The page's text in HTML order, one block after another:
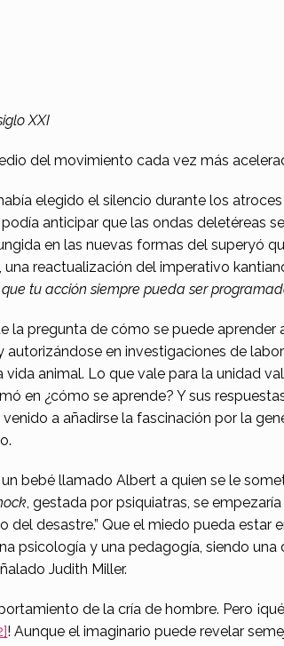
XXI
del movimiento cada vez más
elegido el silencio durante los
podía anticipar que las ondas deletéreas
en las nuevas formas del superyó
reactualización del imperativo
tu acción siempre pueda ser
pregunta de cómo se puede aprender
en investigaciones de
animal. Lo que vale para la unidad
en ¿cómo se aprende? Y sus
a añadirse la fascinación por la
bebé llamado Albert a quien se le
, gestada por psiquiatras, se
desastre.” Que el miedo pueda
psicología y una pedagogía, siendo una
Judith Miller.
de la cría de hombre. Pero
! Aunque el imaginario puede revelar